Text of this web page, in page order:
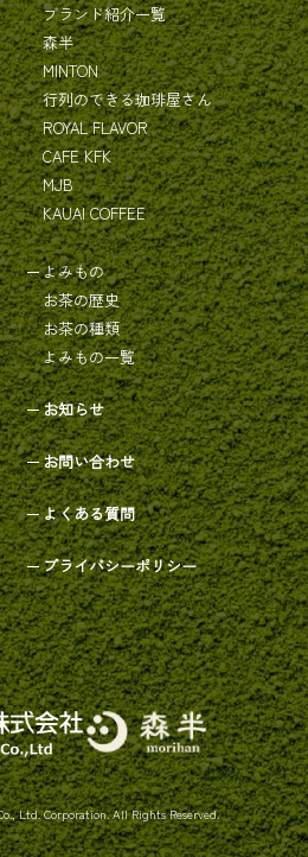
ブランド紹介一覧
森半
MINTON
行列のできる珈琲屋さん
ROYAL FLAVOR
CAFE KFK
MJB
KAUAI COFFEE
よみもの
お茶の歴史
お茶の種類
よみもの一覧
お知らせ
お問い合わせ
よくある質問
プライバシーポリシー
Ltd. Corporation. All Rights Reserved.